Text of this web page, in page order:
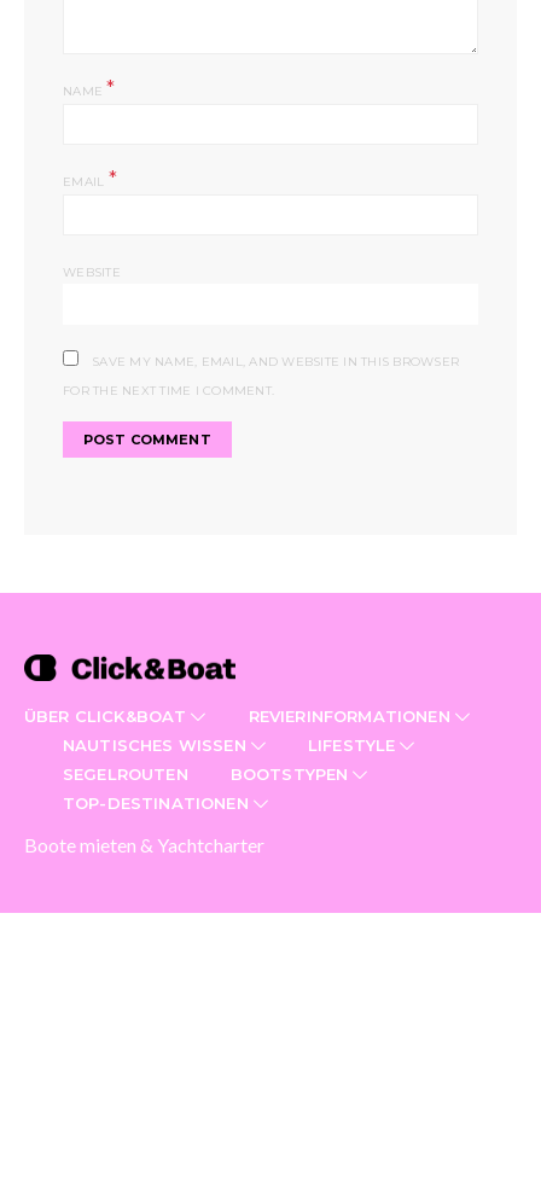
NAME*
EMAIL *
WEBSITE
SAVE MY NAME, EMAIL, AND WEBSITE IN THIS BROWSER
FOR THE NEXT TIME I COMMENT.
ÜBER CLICK&BOAT
REVIERINFORMATIONEN
NAUTISCHES WISSEN
LIFESTYLE
SEGELROUTEN
BOOTSTYPEN
TOP-DESTINATIONEN
Boote mieten & Yachtcharter